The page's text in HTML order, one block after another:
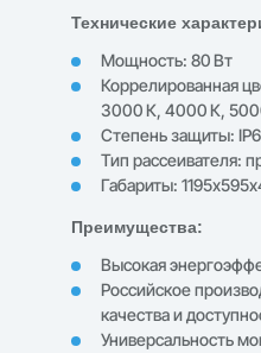
Технические
Мощность: 80 Вт
Коррелированная
3000 К, 4000 К,
Степень защиты:
Тип рассеивателя:
Габариты:
Преимущества:
Высокая
Российское
качества и
Универсальность